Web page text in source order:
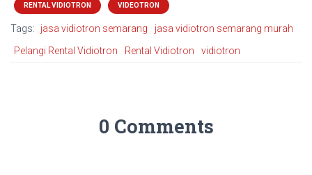
RENTAL VIDIOTRON VIDEOTRON
Tags: jasa vidiotron semarang
jasa vidiotron semarang murah
Pelangi Rental Vidiotron
Rental Vidiotron vidiotron
0 Comments